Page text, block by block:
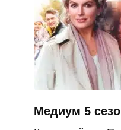
Медиум 5